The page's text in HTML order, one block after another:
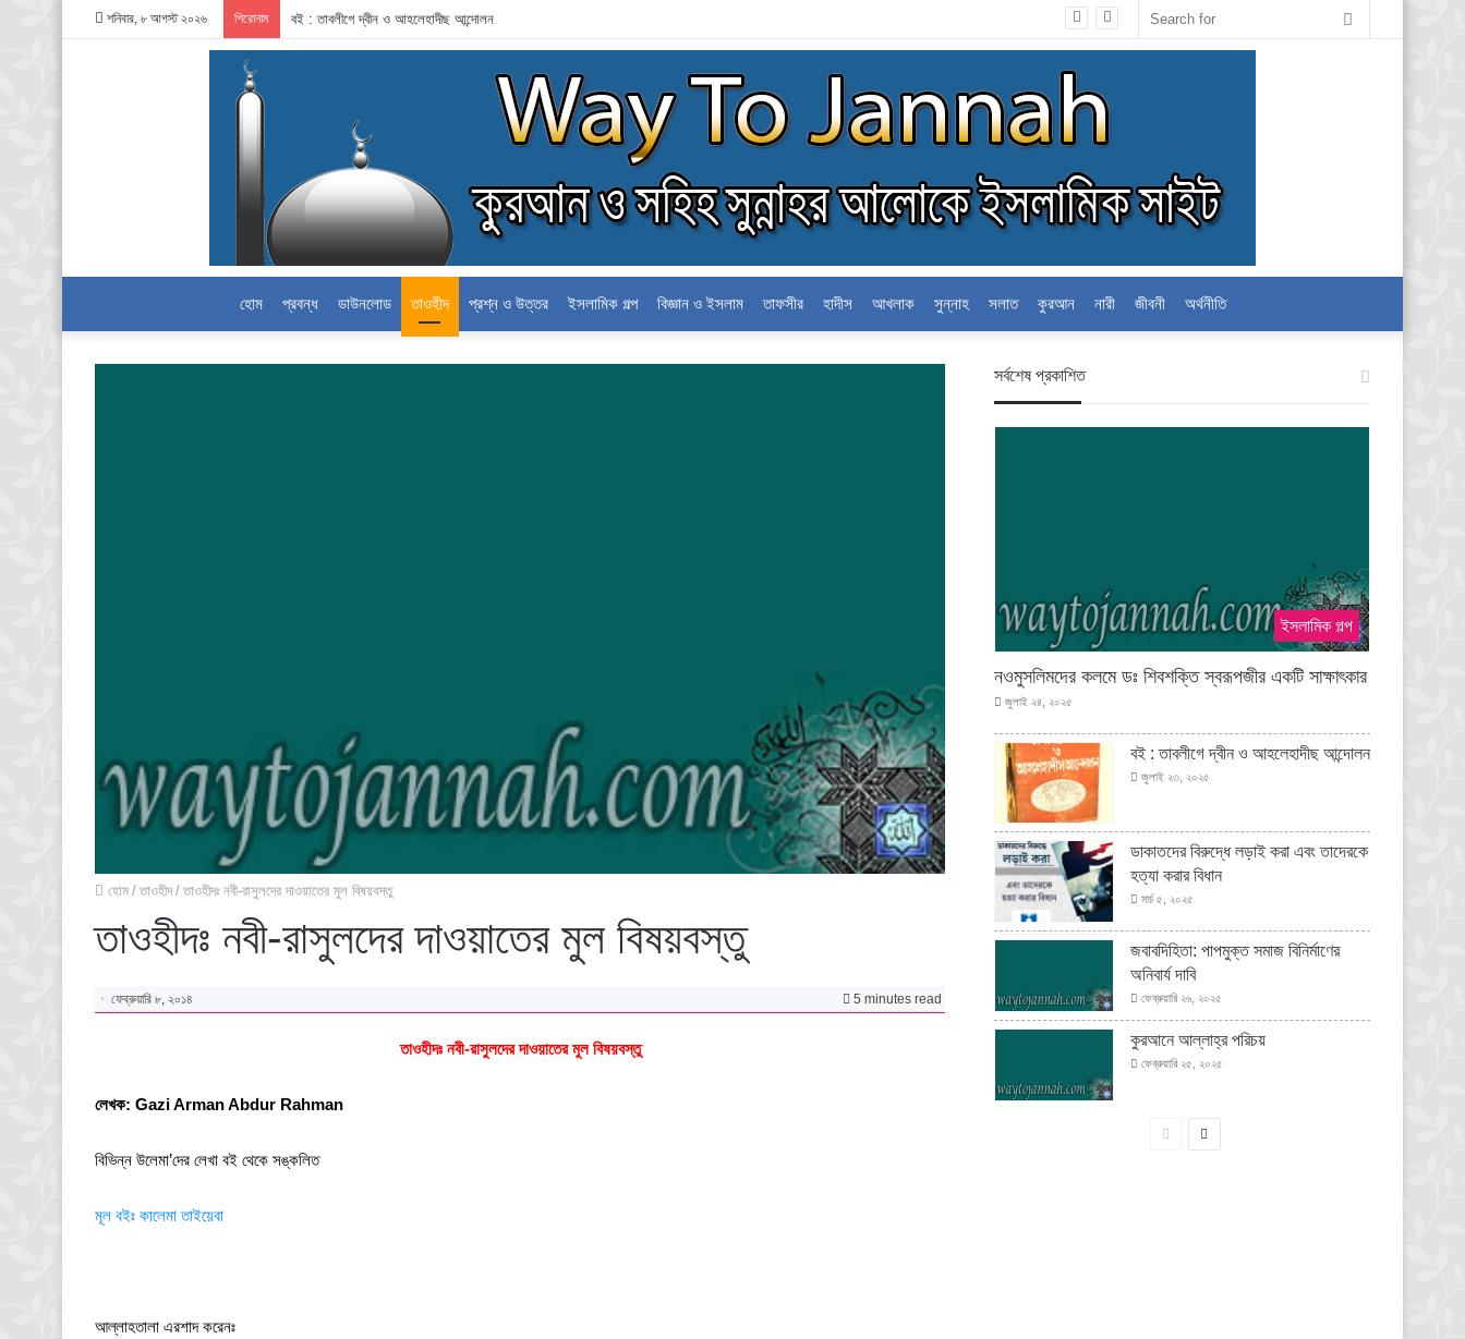
শনিবার, ৮ আগস্ট ২০২৬ শিরোনাম বই : তাবলীগে দ্বীন ও আহলেহাদীছ আন্দোলন Search
হোম প্রবন্ধ ডাউনলোড তাওহীদ প্রশ্ন ও উত্তর ইসলামিক গল্প বিজ্ঞান ও ইসলাম তাফসীর হাদীস আখলাক সুন্নাহ সলাত কুরআন নারী জীবনী অর্থনীতি
হোম / তাওহীদ / তাওহীদঃ নবী-রাসুলদের দাওয়াতের মুল বিষয়বস্তু
তাওহীদঃ নবী-রাসুলদের দাওয়াতের মুল বিষয়বস্তু
ফেব্রুয়ারি ৮, ২০১৪ 5 minutes read
তাওহীদঃ নবী-রাসুলদের দাওয়াতের মুল বিষয়বস্তু
লেখক: Gazi Arman Abdur Rahman
বিভিন্ন উলেমা’দের লেখা বই থেকে সঙ্কলিত
মূল বইঃ কালেমা তাইয়েবা
আল্লাহতালা এরশাদ করেনঃ
স‍র্বশেষ প্রকাশিত
ইসলামিক গল্প
নওমুসলিমদের কলমে ডঃ শিবশক্তি স্বরূপজীর একটি সাক্ষাৎকার
জুলাই ২৪, ২০২৫
বই : তাবলীগে দ্বীন ও আহলেহাদীছ আন্দোলন
জুলাই ২৩, ২০২৫
ডাকাতদের বিরুদ্ধে লড়াই করা এবং তাদেরকে
হত্যা করার বিধান
মার্চ ৫, ২০২৫
জবাবদিহিতা: পাপমুক্ত সমাজ বিনির্মাণের
অনিবার্য দাবি
ফেব্রুয়ারি ২৬, ২০২৫
কুরআনে আল্লাহ্‌র পরিচয়
ফেব্রুয়ারি ২৫, ২০২৫